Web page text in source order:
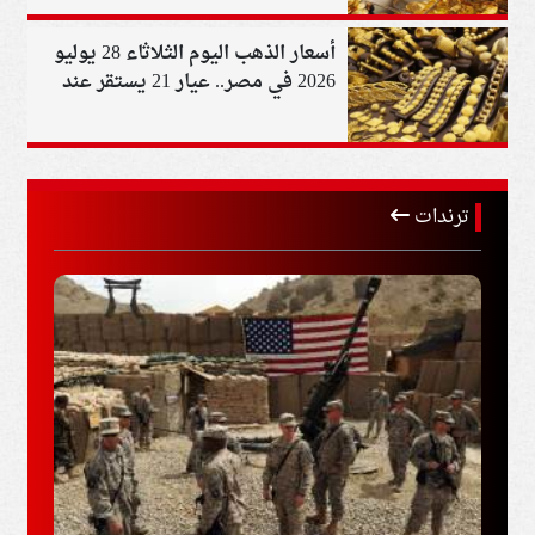
أسعار الذهب اليوم الثلاثاء 28 يوليو
2026 في مصر.. عيار 21 يستقر عند
ترندات